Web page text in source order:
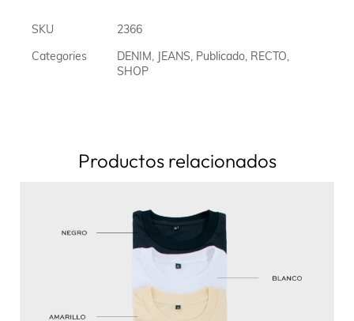
SKU 2366
Categories DENIM , JEANS, Publicado, RECTO,
SHOP
Productos relacionados